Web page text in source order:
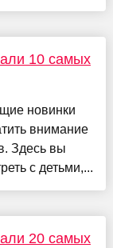
10 самых
новинки
внимание
Здесь вы
с детьми,...
20 самых